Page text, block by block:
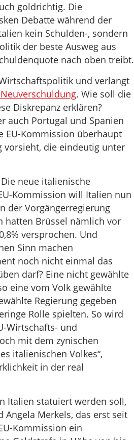
goldrichtig. Die
Debatte während der
kein Schulden-, sondern
der beste Ausweg aus
nach oben treibt.
und verlangt
. Wie soll die
Diskrepanz erklären?
auch Portugal und Spanien
EU-Kommission überhaupt
vorsieht, die eindeutig unter
neue italienische
Kommission will Italien nun
der Vorgängerregierung
hatten Brüssel nämlich vor
versprochen. Und
Sinn machen
noch nicht einmal das
darf? Eine nicht gewählte
eine vom Volk gewählte
Regierung gegeben
Rolle spielten. So wird
Wirtschafts- und
mit dem zynischen
italienischen Volkes“,
in der real
Italien statuiert werden soll,
Angela Merkels, das erst seit
Kommission ein